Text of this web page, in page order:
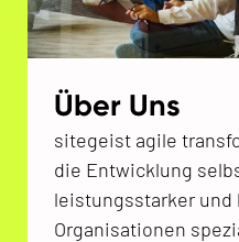
Über Uns
sitegeist agile
die Entwicklung
leistungsstarker
Organisationen